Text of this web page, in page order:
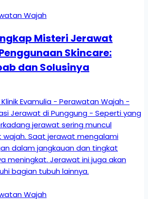
Wajah
Misteri Jerawat
Skincare:
dan Solusinya
Wajah